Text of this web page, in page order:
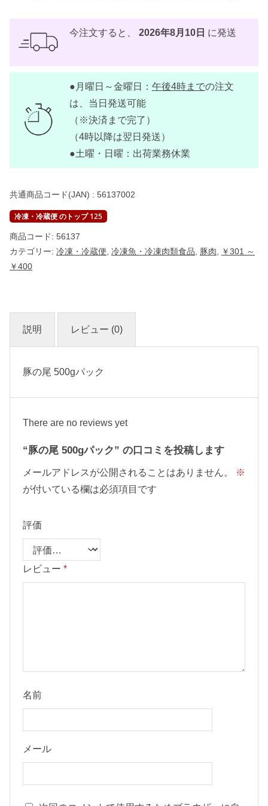
g
ク
今注文すると、 2026年8月10日 に発送
●月曜日～金曜日： 午後4時までの注文
は、当日発送可能
（※決済まで完了）
（4時以降は翌日発送）
●土曜・日曜：出荷業務休業
共通商品コード(JAN) : 56137002
冷凍・冷蔵便 のトップ 125
商品コード: 56137
カテゴリー: 冷凍・冷蔵便 冷凍魚・冷凍肉類食品 豚肉
￥301 ～
￥400
説明 レビュー (0)
豚の尾 500gパック
There are no reviews yet
“豚の尾 500gパック” の口コミを投稿します
メールアドレスが公開されることはありません。
※
が付いている欄は必須項目です
評価
レビュー *
名前
メール